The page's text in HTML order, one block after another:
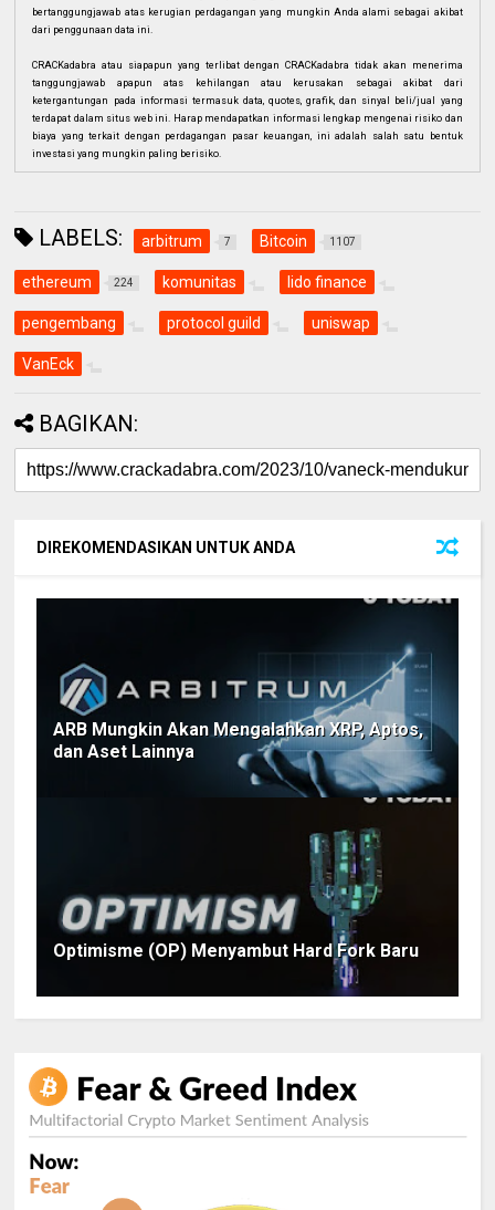
bertanggungjawab atas kerugian perdagangan yang mungkin Anda alami sebagai akibat
dari penggunaan data ini.
CRACKadabra atau siapapun yang terlibat dengan CRACKadabra tidak akan menerima
tanggungjawab apapun atas kehilangan atau kerusakan sebagai akibat dari
ketergantungan pada informasi termasuk data, quotes, grafik, dan sinyal beli/jual yang
terdapat dalam situs web ini. Harap mendapatkan informasi lengkap mengenai risiko dan
biaya yang terkait dengan perdagangan pasar keuangan, ini adalah salah satu bentuk
investasi yang mungkin paling berisiko.
LABELS: arbitrum 7 Bitcoin 1107
ethereum 224 komunitas lido finance
pengembang protocol guild uniswap
VanEck
BAGIKAN:
DIREKOMENDASIKAN UNTUK ANDA
ARB Mungkin Akan Mengalahkan XRP, Aptos,
dan Aset Lainnya
Optimisme (OP) Menyambut Hard Fork Baru